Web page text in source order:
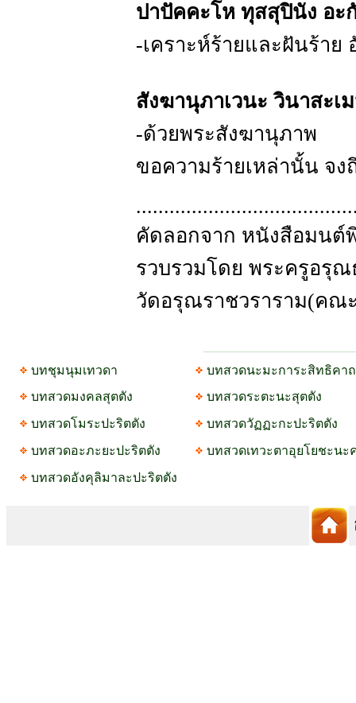
ปาปัคคะโห ทุสสุปินัง อะ
-เคราะห์ร้ายและฝันร้า
สังฆานุภาเวนะ วินาสะเ
-ด้วยพระสังฆานุภาพ
ขอความร้ายเหล่านั้น จง
คัดลอกจาก หนังสือมนต์
รวบรวมโดย พระครูอรุ
วัดอรุณราชวราราม(คณ
บทชุมนุมเทวดา
บทสวดนะมะการะสิทธิคา
บทสวดมงคลสุตตัง
บทสวดระตะนะสุตตัง
บทสวดโมระปะริตตัง
บทสวดวัฏฏะกะปะริตตัง
บทสวดอะภะยะปะริตตัง
บทสวดเทวะตาอุยโยชะนะ
บทสวดอังคุลิมาละปะริตตัง